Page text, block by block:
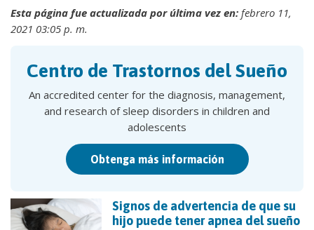
Esta página fue actualizada por última vez en: febrero 11,
2021 03:05 p. m.
Centro de Trastornos del Sueño
An accredited center for the diagnosis, management,
and research of sleep disorders in children and
adolescents
Obtenga más información
Signos de advertencia de que su
hijo puede tener apnea del sueño